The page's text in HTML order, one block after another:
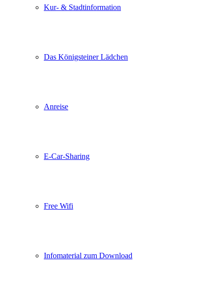
Kur- & Stadtinformation
Das Königsteiner Lädchen
Anreise
E-Car-Sharing
Free Wifi
Infomaterial zum Download